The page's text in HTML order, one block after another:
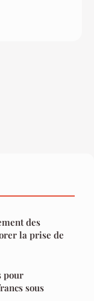
des
la prise de
pour
sous